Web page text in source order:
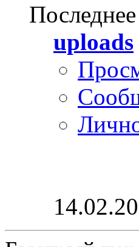
uploads